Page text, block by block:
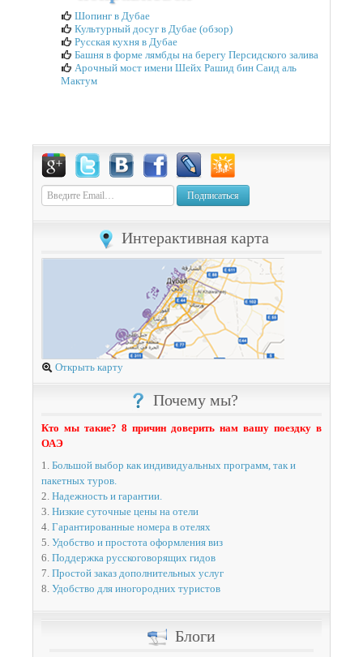
Шопинг в Дубае
Культурный досуг в Дубае (обзор)
Русская кухня в Дубае
Башня в форме лямбды на берегу Персидского залива
Арочный мост имени Шейх Рашид бин Саид аль
Мактум
Подписаться
Интерактивная карта
Открыть карту
Почему мы?
Кто мы такие? 8 причин доверить нам вашу поездку в
ОАЭ
1. Большой выбор как индивидуальных программ, так и
пакетных туров.
2. Надежность и гарантии.
3. Низкие суточные цены на отели
4. Гарантированные номера в отелях
5. Удобство и простота оформления виз
6. Поддержка русскоговорящих гидов
7. Простой заказ дополнительных услуг
8. Удобство для иногородних туристов
Блоги